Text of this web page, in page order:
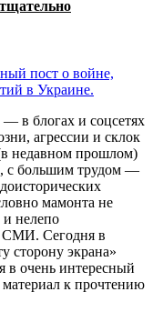
пост о войне,
в Украине.
— в блогах и соцсетях
агрессии и склок
недавном прошлом)
с большим трудом —
мамонта не
и нелепо
СМИ. Сегодня в
сторону экрана»
в очень интересный
к прочтению